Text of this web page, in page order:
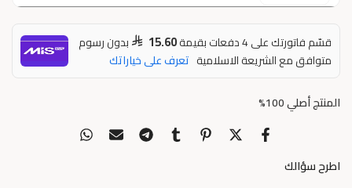
قسّم فاتورتك على 4 دفعات بقيمة 15.60
بدون رسوم
متوافق مع الشريعة الاسلامية تعرف على خياراتك
المنتج أصلي 100%
اطرح سؤالك